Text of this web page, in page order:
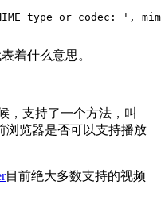
type or codec: ',
着什么意思。
，支持了一个方法，叫
浏览器是否可以支持播放
目前绝大多数支持的视频